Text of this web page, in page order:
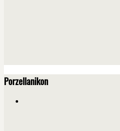
Porzellanikon